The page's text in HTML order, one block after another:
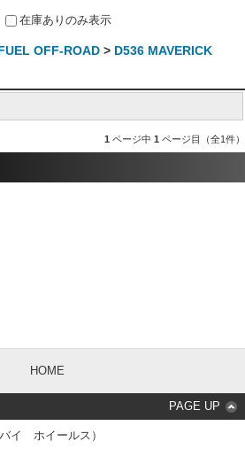
在庫ありのみ表示
OFF-ROAD > D536 MAVERICK
1 ページ中 1 ページ目（全1件）
HOME
PAGE UP
イ ホイールス）